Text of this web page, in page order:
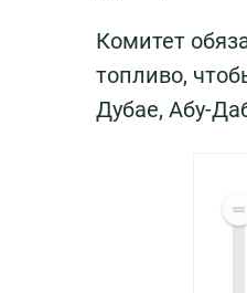
Комитет
топливо,
Дубае, Абу-